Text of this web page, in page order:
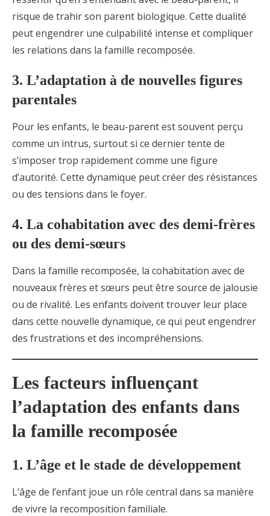
risque de trahir son parent biologique. Cette dualité
peut engendrer une culpabilité intense et compliquer
les relations dans la famille recomposée.
3. L’adaptation à de nouvelles figures
parentales
Pour les enfants, le beau-parent est souvent perçu
comme un intrus, surtout si ce dernier tente de
s’imposer trop rapidement comme une figure
d’autorité. Cette dynamique peut créer des résistances
ou des tensions dans le foyer.
4. La cohabitation avec des demi-frères
ou des demi-sœurs
Dans la famille recomposée, la cohabitation avec de
nouveaux frères et sœurs peut être source de jalousie
ou de rivalité. Les enfants doivent trouver leur place
dans cette nouvelle dynamique, ce qui peut engendrer
des frustrations et des incompréhensions.
Les facteurs influençant
l’adaptation des enfants dans
la famille recomposée
1. L’âge et le stade de développement
L’âge de l’enfant joue un rôle central dans sa manière
de vivre la recomposition familiale.